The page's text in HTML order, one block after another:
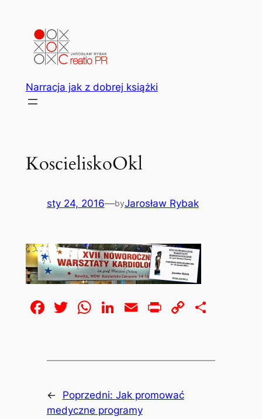
Narracja jak z dobrej książki
KoscieliskoOkl
sty 24, 2016—byJarosław Rybak
Facebook
Twitter
WhatsApp
LinkedIn
EmailPrintCopy
← Poprzedni: Jak promować
medyczne programy